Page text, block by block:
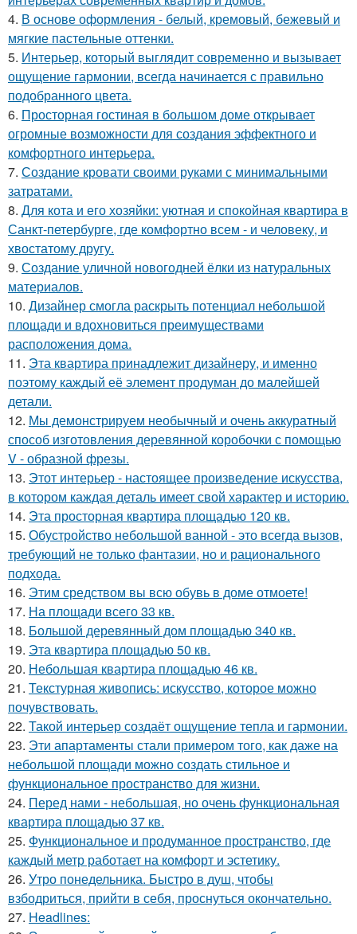
4. В основе оформления - белый, кремовый, бежевый и
мягкие пастельные оттенки.
5. Интерьер, который выглядит современно и вызывает
ощущение гармонии, всегда начинается с правильно
подобранного цвета.
6. Просторная гостиная в большом доме открывает
огромные возможности для создания эффектного и
комфортного интерьера.
7. Создание кровати своими руками с минимальными
затратами.
8. Для кота и его хозяйки: уютная и спокойная квартира в
Санкт-петербурге, где комфортно всем - и человеку, и
хвостатому другу.
9. Создание уличной новогодней ёлки из натуральных
материалов.
10. Дизайнер смогла раскрыть потенциал небольшой
площади и вдохновиться преимуществами
расположения дома.
11. Эта квартира принадлежит дизайнеру, и именно
поэтому каждый её элемент продуман до малейшей
детали.
12. Мы демонстрируем необычный и очень аккуратный
способ изготовления деревянной коробочки с помощью
V - образной фрезы.
13. Этот интерьер - настоящее произведение искусства,
в котором каждая деталь имеет свой характер и историю.
14. Эта просторная квартира площадью 120 кв.
15. Обустройство небольшой ванной - это всегда вызов,
требующий не только фантазии, но и рационального
подхода.
16. Этим средством вы всю обувь в доме отмоете!
17. На площади всего 33 кв.
18. Большой деревянный дом площадью 340 кв.
19. Эта квартира площадью 50 кв.
20. Небольшая квартира площадью 46 кв.
21. Текстурная живопись: искусство, которое можно
почувствовать.
22. Такой интерьер создаёт ощущение тепла и гармонии.
23. Эти апартаменты стали примером того, как даже на
небольшой площади можно создать стильное и
функциональное пространство для жизни.
24. Перед нами - небольшая, но очень функциональная
квартира площадью 37 кв.
25. Функциональное и продуманное пространство, где
каждый метр работает на комфорт и эстетику.
26. Утро понедельника. Быстро в душ, чтобы
взбодриться, прийти в себя, проснуться окончательно.
27. Headlines: